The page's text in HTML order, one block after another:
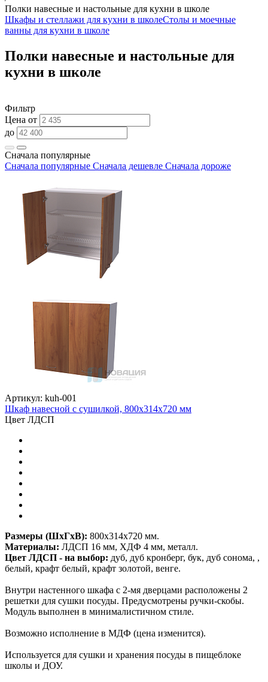
Полки навесные и настольные для кухни в школе
Шкафы и стеллажи для кухни в школеСтолы и моечные
ванны для кухни в школе
Полки навесные и настольные для
кухни в школе
Фильтр
Цена от
до
Сначала популярные
Сначала популярные Сначала дешевле Сначала дороже
Артикул: kuh-001
Шкаф навесной с сушилкой, 800х314х720 мм
Цвет ЛДСП
Размеры (ШхГхВ): 800х314х720 мм.
Материалы: ЛДСП 16 мм, ХДФ 4 мм, металл.
Цвет ЛДСП - на выбор: дуб, дуб кронберг, бук, дуб сонома, ,
белый, крафт белый, крафт золотой, венге.
Внутри настенного шкафа с 2-мя дверцами расположены 2
решетки для сушки посуды. Предусмотрены ручки-скобы.
Модуль выполнен в минималистичном стиле.
Возможно исполнение в МДФ (цена изменится).
Используется для сушки и хранения посуды в пищеблоке
школы и ДОУ.